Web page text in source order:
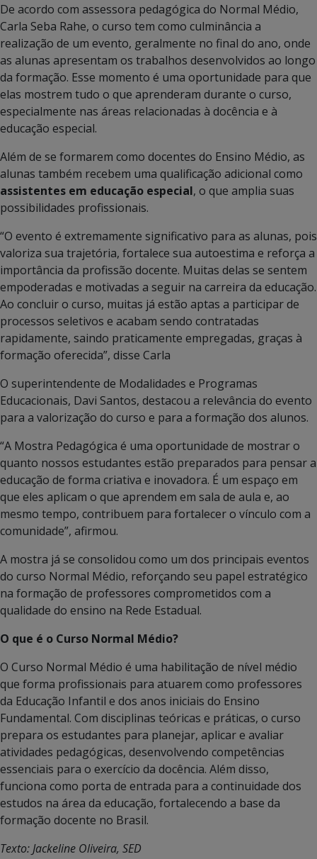
De acordo com assessora pedagógica do Normal Médio,
Carla Seba Rahe, o curso tem como culminância a
realização de um evento, geralmente no final do ano, onde
as alunas apresentam os trabalhos desenvolvidos ao longo
da formação. Esse momento é uma oportunidade para que
elas mostrem tudo o que aprenderam durante o curso,
especialmente nas áreas relacionadas à docência e à
educação especial.
Além de se formarem como docentes do Ensino Médio, as
alunas também recebem uma qualificação adicional como
assistentes em educação especial, o que amplia suas
possibilidades profissionais.
“O evento é extremamente significativo para as alunas, pois
valoriza sua trajetória, fortalece sua autoestima e reforça a
importância da profissão docente. Muitas delas se sentem
empoderadas e motivadas a seguir na carreira da educação.
Ao concluir o curso, muitas já estão aptas a participar de
processos seletivos e acabam sendo contratadas
rapidamente, saindo praticamente empregadas, graças à
formação oferecida”, disse Carla
O superintendente de Modalidades e Programas
Educacionais, Davi Santos, destacou a relevância do evento
para a valorização do curso e para a formação dos alunos.
“A Mostra Pedagógica é uma oportunidade de mostrar o
quanto nossos estudantes estão preparados para pensar a
educação de forma criativa e inovadora. É um espaço em
que eles aplicam o que aprendem em sala de aula e, ao
mesmo tempo, contribuem para fortalecer o vínculo com a
comunidade”, afirmou.
A mostra já se consolidou como um dos principais eventos
do curso Normal Médio, reforçando seu papel estratégico
na formação de professores comprometidos com a
qualidade do ensino na Rede Estadual.
O que é o Curso Normal Médio?
O Curso Normal Médio é uma habilitação de nível médio
que forma profissionais para atuarem como professores
da Educação Infantil e dos anos iniciais do Ensino
Fundamental. Com disciplinas teóricas e práticas, o curso
prepara os estudantes para planejar, aplicar e avaliar
atividades pedagógicas, desenvolvendo competências
essenciais para o exercício da docência. Além disso,
funciona como porta de entrada para a continuidade dos
estudos na área da educação, fortalecendo a base da
formação docente no Brasil.
Texto: Jackeline Oliveira, SED